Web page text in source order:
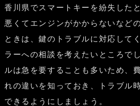
香川県でスマートキーを紛失した
悪くてエンジンがかからないなど
ときは、鍵のトラブルに対応して
ラーへの相談を考えたいところで
ルは急を要することも多いため、
れの違いを知っておき、トラブル
できるようにしましょう。